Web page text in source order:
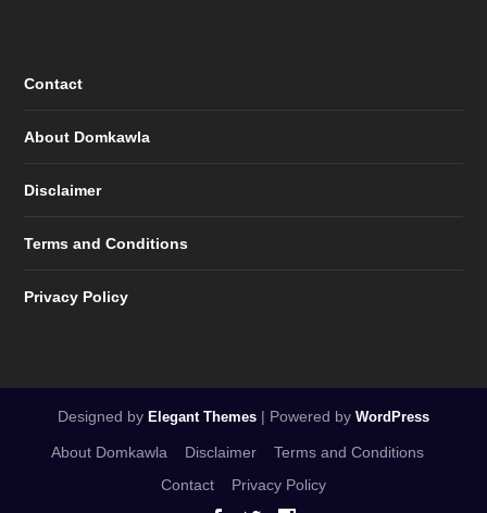
Contact
About Domkawla
Disclaimer
Terms and Conditions
Privacy Policy
Designed by Elegant Themes | Powered by WordPress
About Domkawla Disclaimer
Terms and Conditions
Contact
Privacy Policy